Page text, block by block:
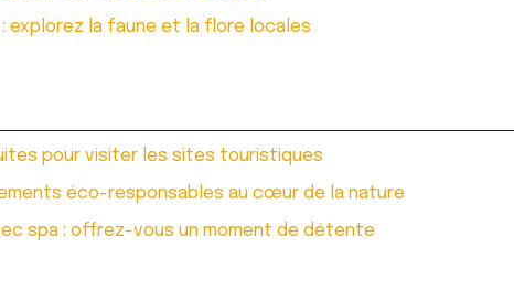
explorez la faune et la flore locales
pour visiter les sites touristiques
éco-responsables au cœur de la nature
spa : offrez-vous un moment de détente